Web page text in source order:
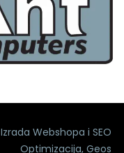
Izrada Webshopa iSEO
Optimizacija,Geos